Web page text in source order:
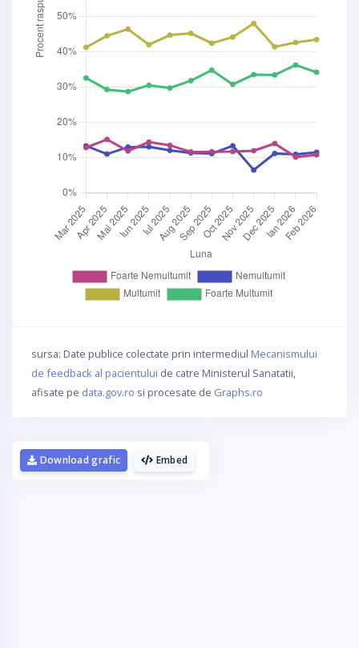
sursa: Date publice colectate prin intermediul Mecanismului
de feedback al pacientului de catre Ministerul Sanatatii,
afisate pe data.gov.ro si procesate de Graphs.ro
Embed
Download grafic